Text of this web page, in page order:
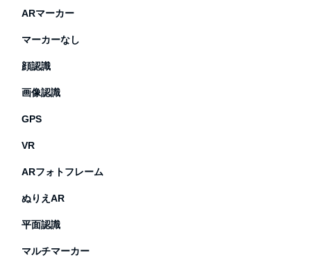
ARマーカー
マーカーなし
顔認識
画像認識
GPS
VR
ARフォトフレーム
ぬりえAR
平面認識
マルチマーカー